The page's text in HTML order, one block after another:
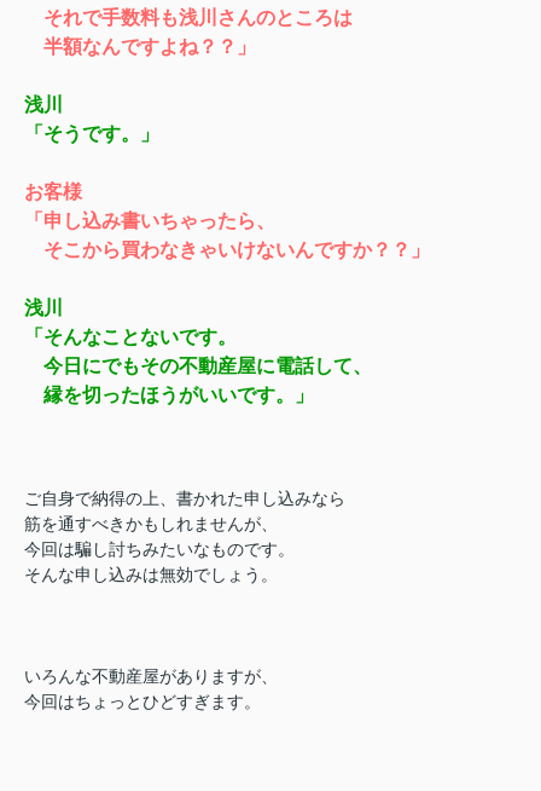
それで手数料も浅川さんのところは
半額なんですよね？？」
浅川
「そうです。」
お客様
「申し込み書いちゃったら、
そこから買わなきゃいけないんですか？？」
浅川
「そんなことないです。
今日にでもその不動産屋に電話して、
縁を切ったほうがいいです。」
ご自身で納得の上、書かれた申し込みなら
筋を通すべきかもしれませんが、
今回は騙し討ちみたいなものです。
そんな申し込みは無効でしょう。
いろんな不動産屋がありますが、
今回はちょっとひどすぎます。